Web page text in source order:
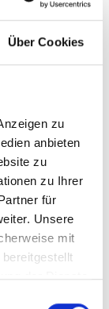
Über Cookies
zu
anbieten
zu
zu Ihrer
für
Unsere
mit
der Dienste